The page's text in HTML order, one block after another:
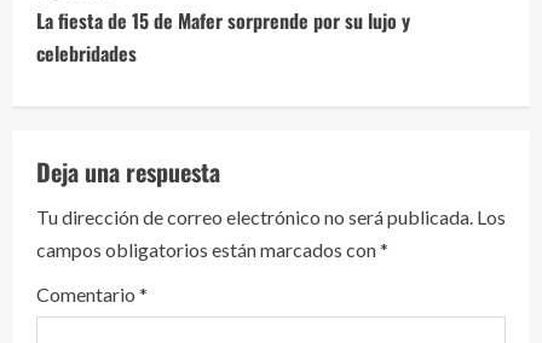
u
e
l
e
y
e
n
La fiesta de 15 de Mafer sorprende por su lujo y
celebridades
Deja una respuesta
Tu dirección de correo electrónico no será publicada. Los
campos obligatorios están marcados con*
Comentario *